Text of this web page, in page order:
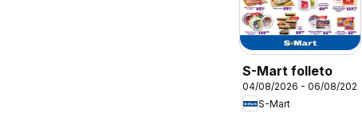
S-Mart folleto
04/08/2026 - 06/08/2026
S-Mart